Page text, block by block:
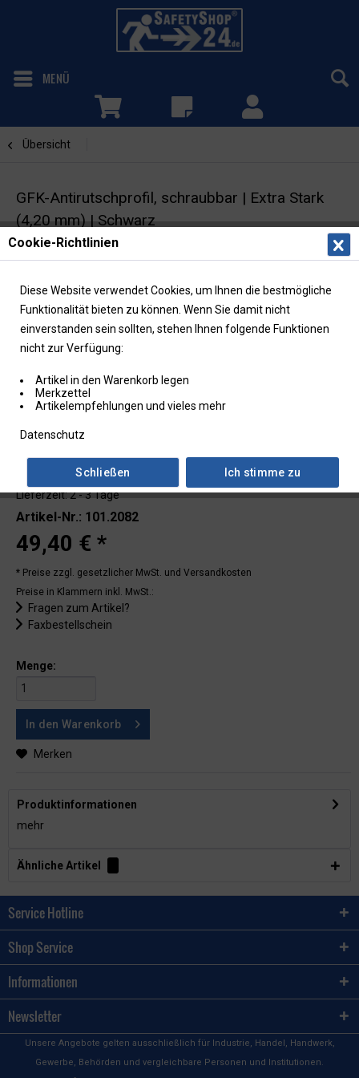
MENÜ
Übersicht
GFK-Antirutschprofil, schraubbar | Extra Stark
(4,20 mm) | Schwarz
Lieferzeit: 2 - 3 Tage
Artikel-Nr.: 101.2082
49,40 € *
* Preise zzgl. gesetzlicher MwSt. und Versandkosten
Preise in Klammern inkl. MwSt.:
Fragen zum Artikel?
Faxbestellschein
Menge:
In den Warenkorb
Merken
Produktinformationen
mehr
Ähnliche Artikel
Service Hotline
Shop Service
Informationen
Newsletter
Unsere Angebote gelten ausschließlich für Industrie, Handel, Handwerk,
Gewerbe, Behörden und vergleichbare Personen und Institutionen.
Cookie-Richtlinien
Diese Website verwendet Cookies, um Ihnen die bestmögliche
Funktionalität bieten zu können. Wenn Sie damit nicht
einverstanden sein sollten, stehen Ihnen folgende Funktionen
nicht zur Verfügung:
Artikel in den Warenkorb legen
Merkzettel
Artikelempfehlungen und vieles mehr
Datenschutz
Ich stimme zu
Schließen